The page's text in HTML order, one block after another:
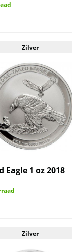
Zilver
Eagle 1 oz 2018
Zilver